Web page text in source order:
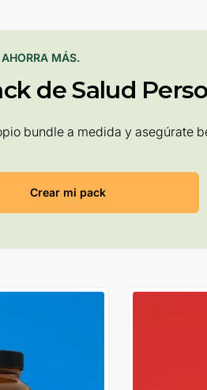
MÁS.
de Salud
bundle a medida y asegúrate
Crear mi pack